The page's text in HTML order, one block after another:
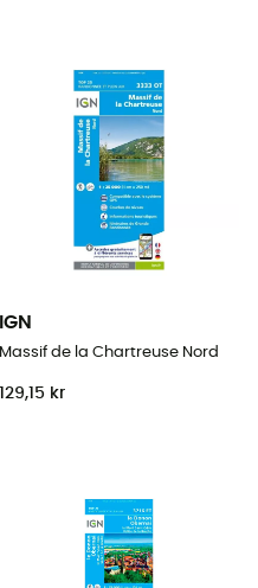
IGN
Massif de la Chartreuse Nord
129,15 kr